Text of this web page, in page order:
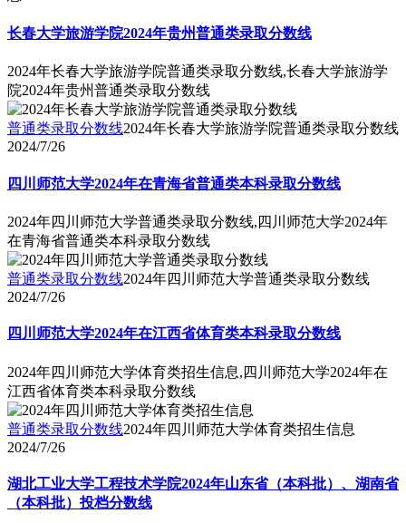
长春大学旅游学院2024年贵州普通类录取分数线
2024年长春大学旅游学院普通类录取分数线,长春大学旅游学
院2024年贵州普通类录取分数线
普通类录取分数线2024年长春大学旅游学院普通类录取分数线
2024/7/26
四川师范大学2024年在青海省普通类本科录取分数线
2024年四川师范大学普通类录取分数线,四川师范大学2024年
在青海省普通类本科录取分数线
普通类录取分数线2024年四川师范大学普通类录取分数线
2024/7/26
四川师范大学2024年在江西省体育类本科录取分数线
2024年四川师范大学体育类招生信息,四川师范大学2024年在
江西省体育类本科录取分数线
普通类录取分数线2024年四川师范大学体育类招生信息
2024/7/26
湖北工业大学工程技术学院2024年山东省（本科批）、湖南省
（本科批）投档分数线